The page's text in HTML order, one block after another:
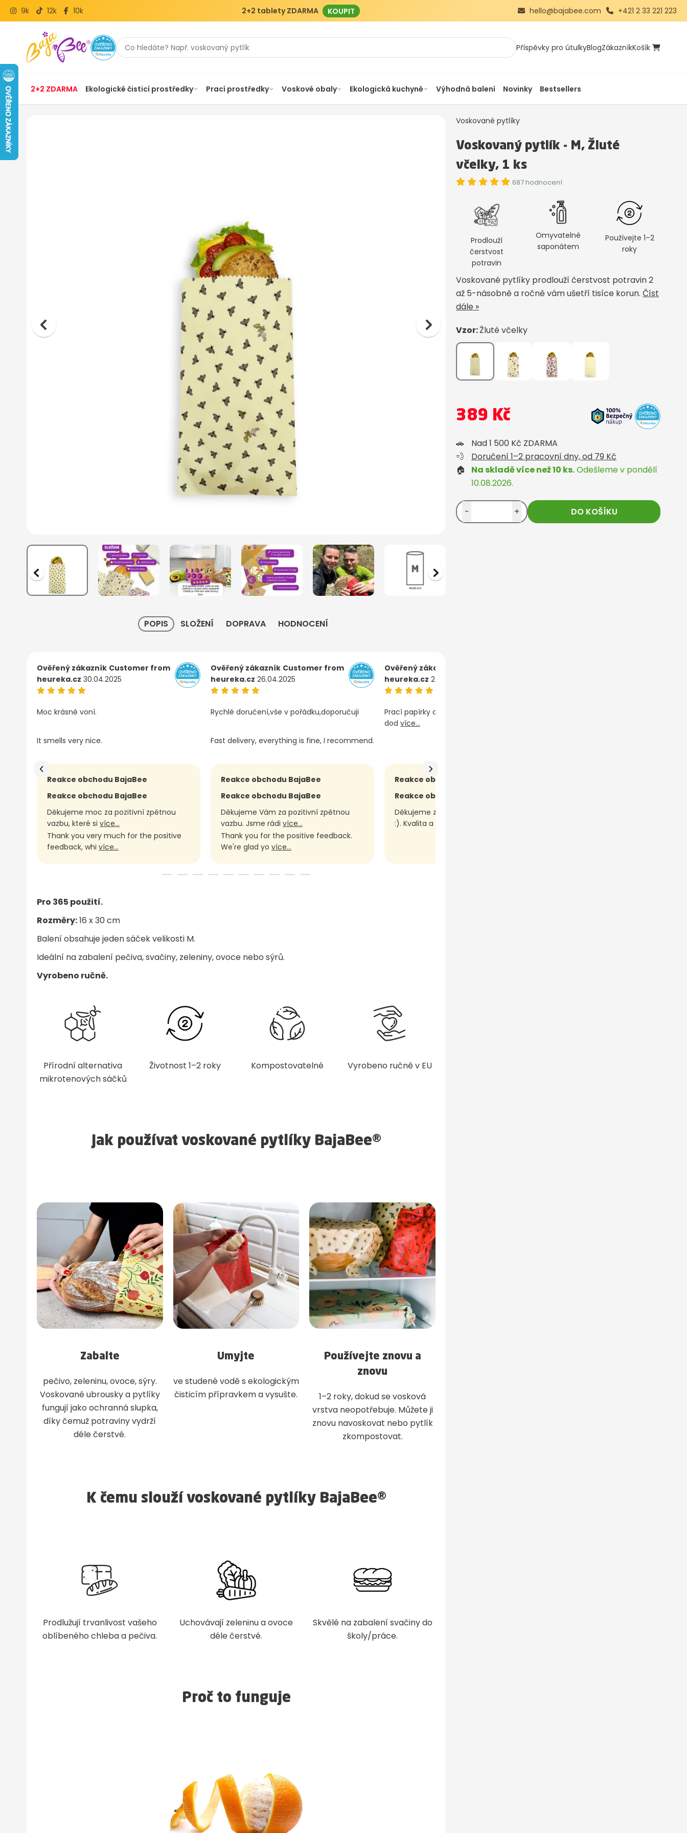
9k 12k 10k 2+2 tablety ZDARMA KOUPIT hello@bajabee.com +421 2 33 221 223
Příspěvky pro útulkyBlogZákazníkKošík
2+2 ZDARMA Ekologické čisticí prostředky Prací prostředky Voskové obaly Ekologická kuchyně Výhodná balení Novinky Bestsellers
POPIS SLOŽENÍ DOPRAVA HODNOCENÍ
Ověřený zákazník Customer from
heureka.cz 30.04.2025
Moc krásně voní.
It smells very nice.
Reakce obchodu BajaBee
Reakce obchodu BajaBee
Děkujeme moc za pozitivní zpětnou
vazbu, které si více...
Thank you very much for the positive
feedback, whi více...
Ověřený zákazník Customer from
heureka.cz 26.04.2025
Rychlé doručení,vše v pořádku,doporučuji
Fast delivery, everything is fine, I recommend.
Reakce obchodu BajaBee
Reakce obchodu BajaBee
Děkujeme Vám za pozitivní zpětnou
vazbu. Jsme rádi více...
Thank you for the positive feedback.
We're glad yo více...
Ověřený zákazník
heureka.cz 22.04.2025
Prací papírky a oleje krásně voní a zboží bylo
dod více...
Reakce obchodu BajaBee
Reakce obchodu BajaBee
Děkujeme za hodnocení a doporučení
:). Kvalita a r
Pro 365 použití.
Rozměry:16 x 30 cm
Balení obsahuje jeden sáček velikosti M.
Ideální na zabalení pečiva, svačiny, zeleniny, ovoce nebo sýrů.
Vyrobeno ručně.
Přírodní alternativa
mikrotenových sáčků
Životnost 1–2 roky Kompostovatelné Vyrobeno ručně v EU
Jak používat voskované pytlíky BajaBee®
Zabalte
pečivo, zeleninu, ovoce, sýry.
Voskované ubrousky a pytlíky
fungují jako ochranná slupka,
díky čemuž potraviny vydrží
déle čerstvé.
Umyjte
ve studené vodě s ekologickým
čisticím přípravkem a vysušte.
Používejte znovu a
znovu
1–2 roky, dokud se vosková
vrstva neopotřebuje. Můžete ji
znovu navoskovat nebo pytlík
zkompostovat.
K čemu slouží voskované pytlíky BajaBee®
Prodlužují trvanlivost vašeho
oblíbeného chleba a pečiva.
Uchovávají zeleninu a ovoce
déle čerstvé.
Skvělé na zabalení svačiny do
školy/práce.
Proč to funguje
Voskované pytlíky
Voskovaný pytlík - M, Žluté
včelky, 1 ks
687 hodnocení
Prodlouží
čerstvost
potravin
Omyvatelné
saponátem
Používejte 1–2
roky
Voskované pytlíky prodlouží čerstvost potravin 2
až 5-násobně a ročně vám ušetří tisíce korun. Číst
dále »
Vzor:Žluté včelky
389 Kč
🚗
Nad 1 500 Kč ZDARMA
💨
Doručení 1–2 pracovní dny, od 79 Kč
🏠
Na skladě více než 10 ks.Odešleme v pondělí
10.08.2026.
- + DO KOŠÍKU